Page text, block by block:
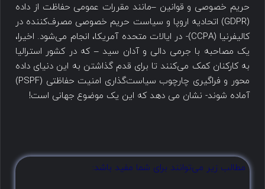
حریم خصوصی و قوانین –مانند مقررات عمومی حفاظت از داده
(GDPR) اتحادیه اروپا و سیاست حریم خصوصی مصرف‌کننده در
کالیفرنیا (CCPA)- در ایالات متحده آمریکا، انجام می‌شود. اخیرا،
یک مصاحبه با جرمی دالی و آدان سید – که در کشور استرالیا
به کارکنان کمک می‌کنند تا برای قدم گذاشتن به این دنیای داده
محور و فراگیری چارچوب سیاست‌گذاری امنیت حفاظتی (PSPF)
آماده شوند- نشان می دهد که این یک موضوع جهانی است!
مطالب زیر می‌توانند برای شما مفید باشد: